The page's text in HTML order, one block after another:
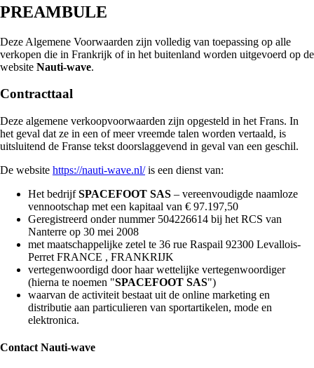
PREAMBULE
Deze Algemene Voorwaarden zijn volledig van toepassing op alle
verkopen die in Frankrijk of in het buitenland worden uitgevoerd op de
website Nauti-wave.
Contracttaal
Deze algemene verkoopvoorwaarden zijn opgesteld in het Frans. In
het geval dat ze in een of meer vreemde talen worden vertaald, is
uitsluitend de Franse tekst doorslaggevend in geval van een geschil.
De website https://nauti-wave.nl/is een dienst van:
Het bedrijfSPACEFOOT SAS – vereenvoudigde naamloze
vennootschap met een kapitaal van € 97.197,50
Geregistreerd onder nummer 504226614 bij het RCS van
Nanterre op 30 mei 2008
met maatschappelijke zetel te 36 rue Raspail 92300 Levallois-
Perret FRANCE , FRANKRIJK
vertegenwoordigd door haar wettelijke vertegenwoordiger
(hierna te noemen "SPACEFOOT SAS")
waarvan de activiteit bestaat uit de online marketing en
distributie aan particulieren van sportartikelen, mode en
elektronica.
Contact Nauti-wave